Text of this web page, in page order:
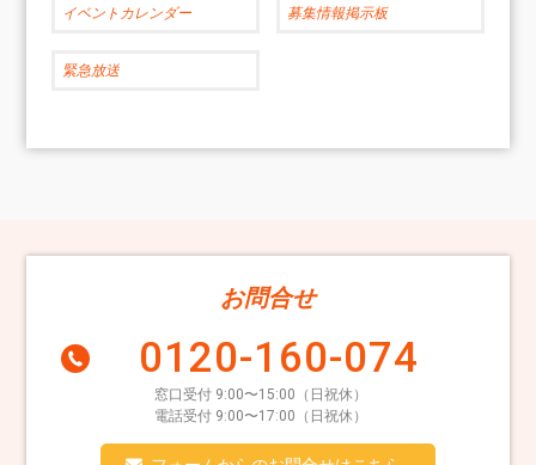
イベントカレンダー 募集情報掲示板
緊急放送
お問合せ
0120-160-074
窓口受付 9:00〜15:00（日祝休）
電話受付 9:00〜17:00（日祝休）